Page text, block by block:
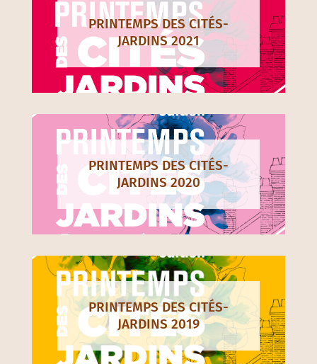
PRINTEMPS DES CITÉS-
JARDINS 2021
PRINTEMPS DES CITÉS-
JARDINS 2020
PRINTEMPS DES CITÉS-
JARDINS 2019